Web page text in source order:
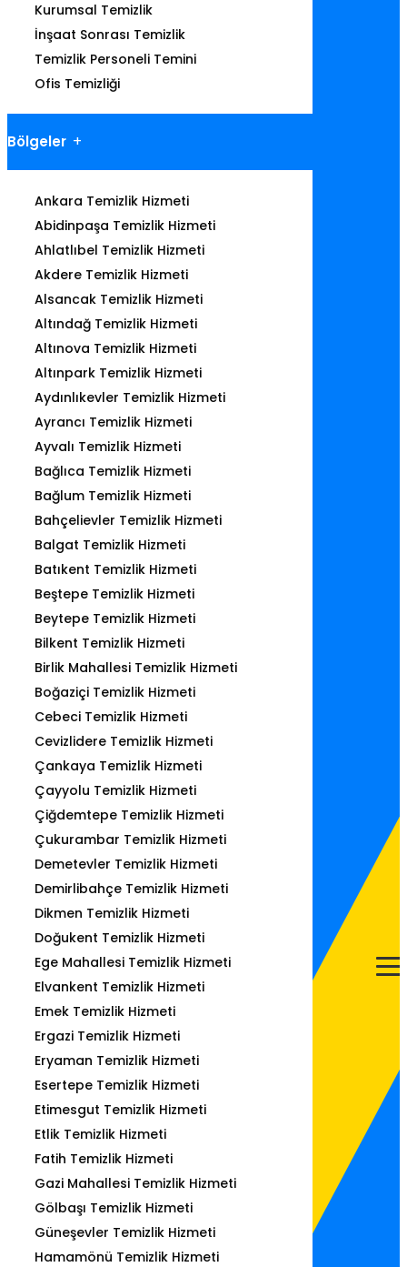
Kurumsal Temizlik
İnşaat Sonrası Temizlik
Temizlik Personeli Temini
Ofis Temizliği
Bölgeler
Ankara Temizlik Hizmeti
Abidinpaşa Temizlik Hizmeti
Ahlatlıbel Temizlik Hizmeti
Akdere Temizlik Hizmeti
Alsancak Temizlik Hizmeti
Altındağ Temizlik Hizmeti
Altınova Temizlik Hizmeti
Altınpark Temizlik Hizmeti
Aydınlıkevler Temizlik Hizmeti
Ayrancı Temizlik Hizmeti
Ayvalı Temizlik Hizmeti
Bağlıca Temizlik Hizmeti
Bağlum Temizlik Hizmeti
Bahçelievler Temizlik Hizmeti
Balgat Temizlik Hizmeti
Batıkent Temizlik Hizmeti
Beştepe Temizlik Hizmeti
Beytepe Temizlik Hizmeti
Bilkent Temizlik Hizmeti
Birlik Mahallesi Temizlik Hizmeti
Boğaziçi Temizlik Hizmeti
Cebeci Temizlik Hizmeti
Cevizlidere Temizlik Hizmeti
Çankaya Temizlik Hizmeti
Çayyolu Temizlik Hizmeti
Çiğdemtepe Temizlik Hizmeti
Çukurambar Temizlik Hizmeti
Demetevler Temizlik Hizmeti
Demirlibahçe Temizlik Hizmeti
Dikmen Temizlik Hizmeti
Doğukent Temizlik Hizmeti
Ege Mahallesi Temizlik Hizmeti
Elvankent Temizlik Hizmeti
Emek Temizlik Hizmeti
Ergazi Temizlik Hizmeti
Eryaman Temizlik Hizmeti
Esertepe Temizlik Hizmeti
Etimesgut Temizlik Hizmeti
Etlik Temizlik Hizmeti
Fatih Temizlik Hizmeti
Gazi Mahallesi Temizlik Hizmeti
Gölbaşı Temizlik Hizmeti
Güneşevler Temizlik Hizmeti
Hamamönü Temizlik Hizmeti